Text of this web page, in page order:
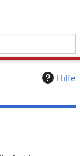
Hilfe